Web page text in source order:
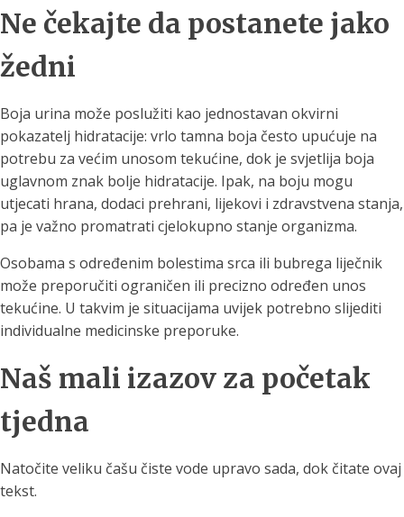
Ne čekajte da postanete jako
žedni
Boja urina može poslužiti kao jednostavan okvirni
pokazatelj hidratacije: vrlo tamna boja često upućuje na
potrebu za većim unosom tekućine, dok je svjetlija boja
uglavnom znak bolje hidratacije. Ipak, na boju mogu
utjecati hrana, dodaci prehrani, lijekovi i zdravstvena stanja,
pa je važno promatrati cjelokupno stanje organizma.
Osobama s određenim bolestima srca ili bubrega liječnik
može preporučiti ograničen ili precizno određen unos
tekućine. U takvim je situacijama uvijek potrebno slijediti
individualne medicinske preporuke.
Naš mali izazov za početak
tjedna
Natočite veliku čašu čiste vode upravo sada, dok čitate ovaj
tekst.